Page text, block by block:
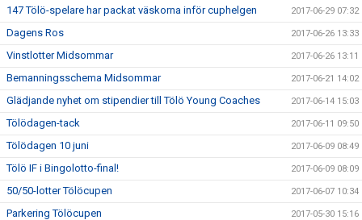
147 Tölö-spelare har packat väskorna inför cuphelgen 2017-06-29 07:32
Dagens Ros 2017-06-26 13:33
Vinstlotter Midsommar 2017-06-26 13:11
Bemanningsschema Midsommar 2017-06-21 14:02
Glädjande nyhet om stipendier till Tölö Young Coaches 2017-06-14 15:03
Tölödagen-tack 2017-06-11 09:50
Tölödagen 10 juni 2017-06-09 08:49
Tölö IF i Bingolotto-final! 2017-06-09 08:09
50/50-lotter Tölöcupen 2017-06-07 10:34
Parkering Tölöcupen 2017-05-30 15:16